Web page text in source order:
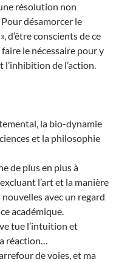
résolution non
désamorcer le
d’être conscients de ce
le nécessaire pour y
l’inhibition de l’action.
la bio-dynamie
et la philosophie
de plus en plus à
l’art et la manière
avec un regard
académique.
tue l’intuition et
réaction…
de voies, et ma